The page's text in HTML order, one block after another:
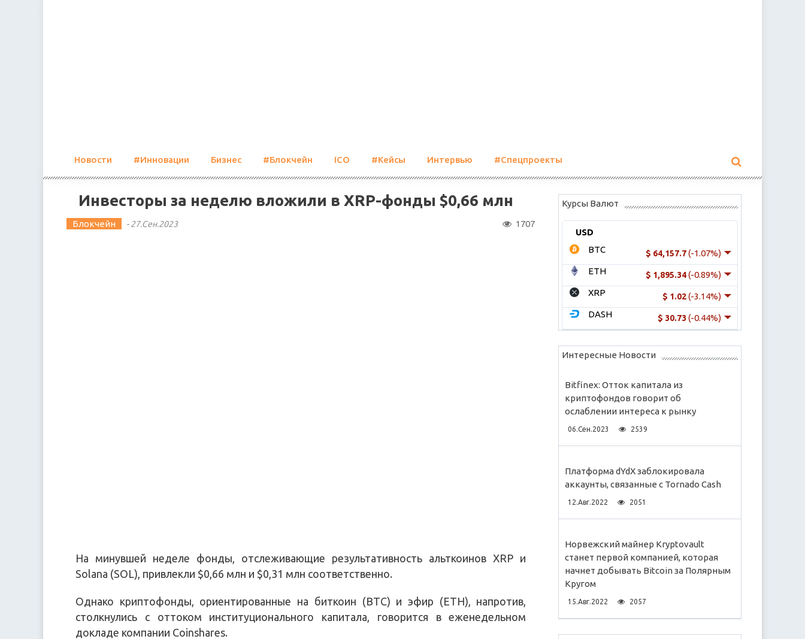
Новости #Инновации Бизнес #Блокчейн ICO #Кейсы Интервью #Спецпроекты
Инвесторы за неделю вложили в XRP-фонды $0,66 млн
Блокчейн -27.Сен.2023 1707
На минувшей неделе фонды, отслеживающие результативность альткоинов XRP и
Solana (SOL), привлекли $0,66 млн и $0,31 млн соответственно.
Однако криптофонды, ориентированные на биткоин (BTC) и эфир (ETH), напротив,
столкнулись с оттоком институционального капитала, говорится в еженедельном
докладе компании Coinshares.
Курсы Валют
USD
$ 64,157.7(-1.07%)
BTC
$ 1,895.34(-0.89%)
ETH
$ 1.02(-3.14%)
XRP
$ 30.73 (-0.44%)
DASH
Интересные Новости
Bitfinex: Отток капитала из
криптофондов говорит об
ослаблении интереса к рынку
06.Сен.2023 2539
Платформа dYdX заблокировала
аккаунты, связанные с Tornado Cash
12.Авг.2022 2051
Норвежский майнер Kryptovault
станет первой компанией, которая
начнет добывать Bitcoin за Полярным
Кругом
15.Авг.2022 2057